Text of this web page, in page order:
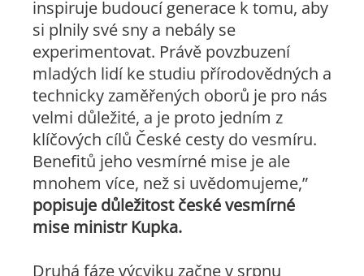
inspiruje budoucí generace k tomu, aby
si plnily své sny a nebály se
experimentovat. Právě povzbuzení
mladých lidí ke studiu přírodovědných a
technicky zaměřených oborů je pro nás
velmi důležité, a je proto jedním z
klíčových cílů České cesty do vesmíru.
Benefitů jeho vesmírné mise je ale
mnohem více, než si uvědomujeme,”
popisuje důležitost české vesmírné
mise ministr Kupka.
Druhá fáze výcviku začne v srpnu